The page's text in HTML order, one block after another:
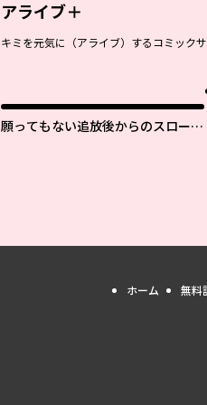
アライブ＋
キミを元気に（アライブ）するコミック
願ってもない追放後からのスローラ
ホーム 無料